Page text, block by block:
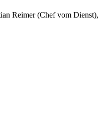
Reimer (Chef vom Dienst),